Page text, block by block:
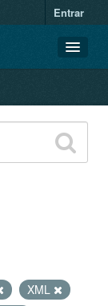
Entrar
XML